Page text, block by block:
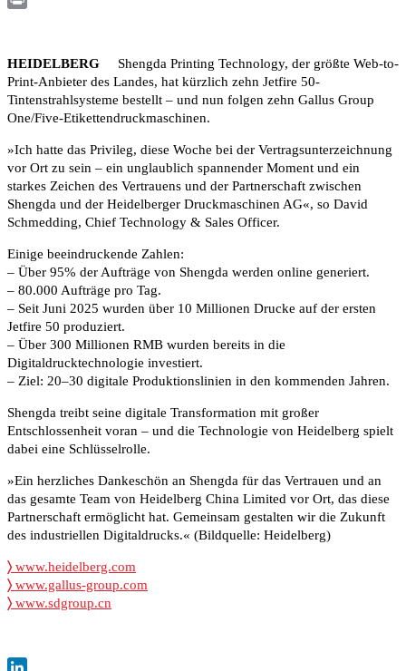
HEIDELBERG
Shengda Printing Technology, der größte Web-to-
Print-Anbieter des Landes, hat kürzlich zehn Jetfire 50-
Tintenstrahlsysteme bestellt – und nun folgen zehn Gallus Group
One/Five-Etikettendruckmaschinen.
»Ich hatte das Privileg, diese Woche bei der Vertragsunterzeichnung
vor Ort zu sein – ein unglaublich spannender Moment und ein
starkes Zeichen des Vertrauens und der Partnerschaft zwischen
Shengda und der Heidelberger Druckmaschinen AG«, so David
Schmedding, Chief Technology & Sales Officer.
Einige beeindruckende Zahlen:
– Über 95% der Aufträge von Shengda werden online generiert.
– 80.000 Aufträge pro Tag.
– Seit Juni 2025 wurden über 10 Millionen Drucke auf der ersten
Jetfire 50 produziert.
– Über 300 Millionen RMB wurden bereits in die
Digitaldrucktechnologie investiert.
– Ziel: 20–30 digitale Produktionslinien in den kommenden Jahren.
Shengda treibt seine digitale Transformation mit großer
Entschlossenheit voran – und die Technologie von Heidelberg spielt
dabei eine Schlüsselrolle.
»Ein herzliches Dankeschön an Shengda für das Vertrauen und an
das gesamte Team von Heidelberg China Limited vor Ort, das diese
Partnerschaft ermöglicht hat. Gemeinsam gestalten wir die Zukunft
des industriellen Digitaldrucks.« (Bildquelle: Heidelberg)
〉 www.heidelberg.com
〉 www.gallus-group.com
〉 www.sdgroup.cn